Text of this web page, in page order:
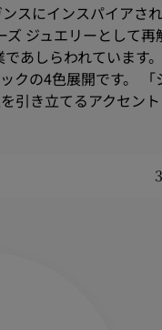
スにインスパイアさ
ジュエリーとして
あしらわれていま
クの4色展開です。
引き立てるアクセント